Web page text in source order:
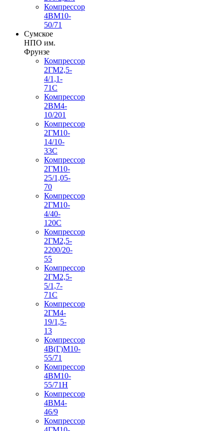
Компрессор
4ВМ10-
50/71
Сумское
НПО им.
Фрунзе
Компрессор
2ГМ2,5-
4/1,1-
71С
Компрессор
2ВМ4-
10/201
Компрессор
2ГМ10-
14/10-
33С
Компрессор
2ГМ10-
25/1,05-
70
Компрессор
2ГМ10-
4/40-
120С
Компрессор
2ГМ2,5-
2200/20-
55
Компрессор
2ГМ2,5-
5/1,7-
71С
Компрессор
2ГМ4-
19/1,5-
13
Компрессор
4В(Г)М10-
55/71
Компрессор
4ВМ10-
55/71Н
Компрессор
4ВМ4-
46/9
Компрессор